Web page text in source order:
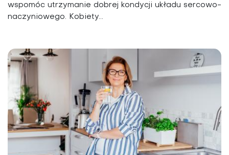
wspomóc utrzymanie dobrej kondycji układu sercowo-
naczyniowego. Kobiety...